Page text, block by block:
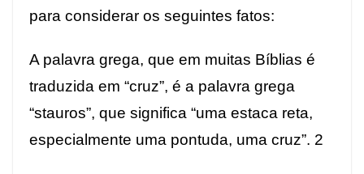
para considerar os seguintes fatos:
A palavra grega, que em muitas Bíblias é
traduzida em “cruz”, é a palavra grega
“stauros”, que significa “uma estaca reta,
especialmente uma pontuda, uma cruz”. 2